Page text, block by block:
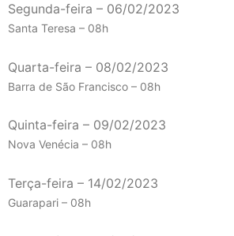
Segunda-feira – 06/02/2023
Santa Teresa – 08h
Quarta-feira – 08/02/2023
Barra de São Francisco – 08h
Quinta-feira – 09/02/2023
Nova Venécia – 08h
Terça-feira – 14/02/2023
Guarapari – 08h